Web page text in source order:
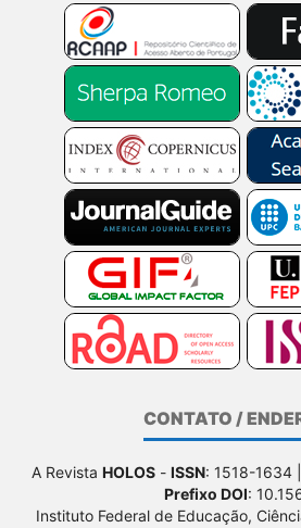
CONTATO /
A Revista HOLOS - ISSN: 1518-1634 |
Prefixo DOI:
Instituto Federal de Educação,